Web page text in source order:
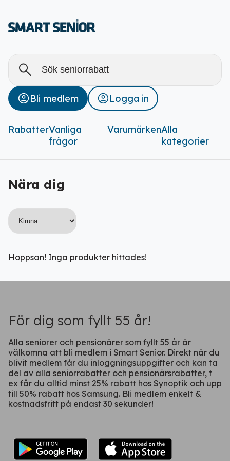
Alla
Rabatter (0)
Bli medlem Logga in
RabatterVanliga
frågor
VarumärkenAlla
kategorier
Nära dig
Hoppsan! Inga produkter hittades!
För dig som fyllt 55 år!
Alla seniorer och pensionärer som fyllt 55 år är
välkomna att bli medlem i Smart Senior. Direkt när du
blivit medlem får du inloggningsuppgifter och kan ta
del av alla seniorrabatter och pensionärsrabatter, t
ex får du alltid minst 25% rabatt hos Synoptik och upp
till 50% rabatt hos Samsung. Bli medlem enkelt &
kostnadsfritt på endast 30 sekunder!
Ladda ner vår app!
ficka
Fortsätt på webben